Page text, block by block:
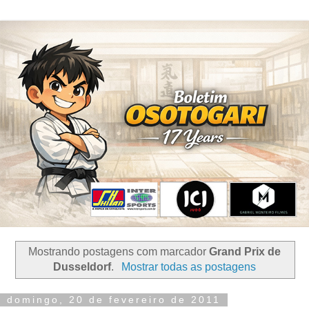
Mostrando postagens com marcador Grand Prix de
Dusseldorf. Mostrar todas as postagens
domingo, 20 de fevereiro de 2011